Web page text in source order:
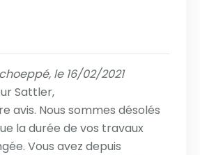
le 16/02/2021
Sattler,
avis. Nous sommes désolés
la durée de vos travaux
Vous avez depuis